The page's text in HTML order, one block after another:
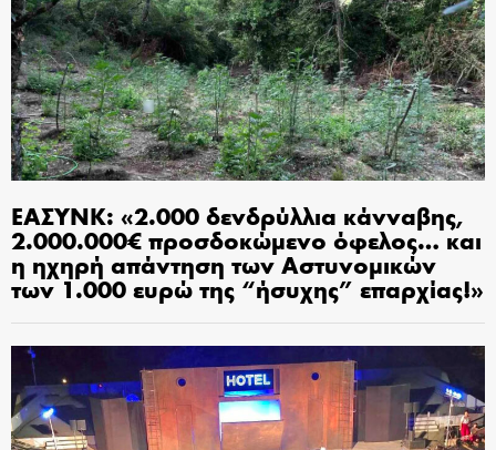
ΕΑΣΥΝΚ: «2.000 δενδρύλλια κάνναβης,
2.000.000€ προσδοκώμενο όφελος… και
η ηχηρή απάντηση των Αστυνομικών
των 1.000 ευρώ της “ήσυχης” επαρχίας!»